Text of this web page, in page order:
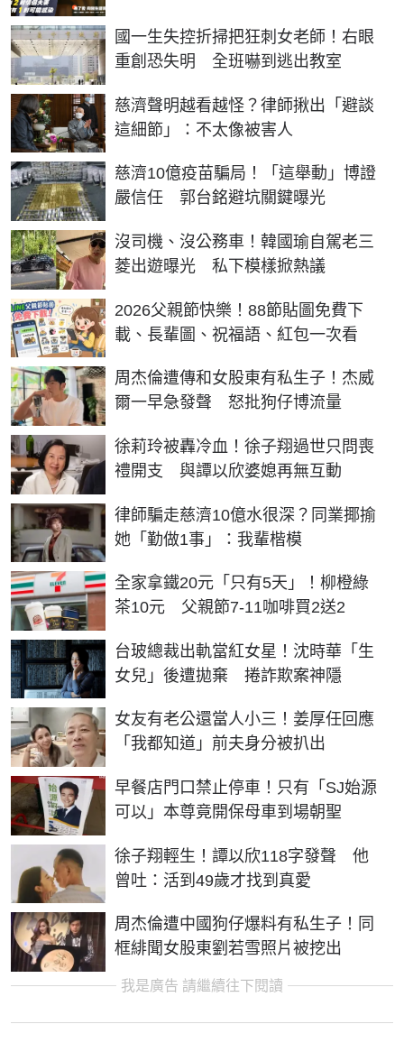
國一生失控折掃把狂刺女老師！右眼
重創恐失明 全班嚇到逃出教室
慈濟聲明越看越怪？律師揪出「避談
這細節」：不太像被害人
慈濟10億疫苗騙局！「這舉動」博證
嚴信任 郭台銘避坑關鍵曝光
沒司機、沒公務車！韓國瑜自駕老三
菱出遊曝光 私下模樣掀熱議
2026父親節快樂！88節貼圖免費下
載、長輩圖、祝福語、紅包一次看
周杰倫遭傳和女股東有私生子！杰威
爾一早急發聲 怒批狗仔博流量
徐莉玲被轟冷血！徐子翔過世只問喪
禮開支 與譚以欣婆媳再無互動
律師騙走慈濟10億水很深？同業揶揄
她「勤做1事」：我輩楷模
全家拿鐵20元「只有5天」！柳橙綠
茶10元 父親節7-11咖啡買2送2
台玻總裁出軌當紅女星！沈時華「生
女兒」後遭拋棄 捲詐欺案神隱
女友有老公還當人小三！姜厚任回應
「我都知道」前夫身分被扒出
早餐店門口禁止停車！只有「SJ始源
可以」本尊竟開保母車到場朝聖
徐子翔輕生！譚以欣118字發聲 他
曾吐：活到49歲才找到真愛
周杰倫遭中國狗仔爆料有私生子！同
框緋聞女股東劉若雪照片被挖出
我是廣告 請繼續往下閱讀